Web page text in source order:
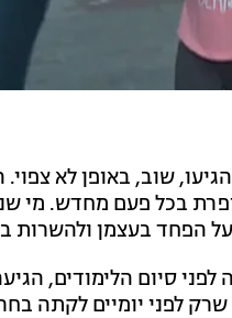
שוב, באופן לא
בכל פעם מחדש. מי
הפחד בעצמן ולהשרות
חצי שעה לפני סיום
לפני יומיים לקתה